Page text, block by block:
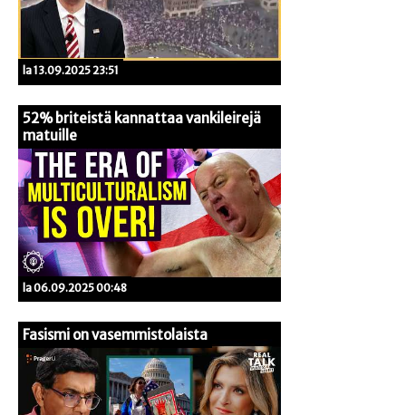
la 13.09.2025 23:51
52% briteistä kannattaa vankileirejä
matuille
la 06.09.2025 00:48
Fasismi on vasemmistolaista